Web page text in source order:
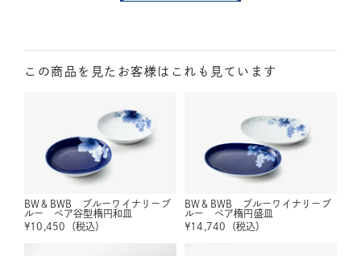
この商品を見たお客様はこれも見ています
BW＆BWB ブルーワイナリーブ
ルー ペア谷型楕円和皿
¥10,450 （税込）
BW＆BWB ブルーワイナリーブ
ルー ペア楕円盛皿
¥14,740 （税込）